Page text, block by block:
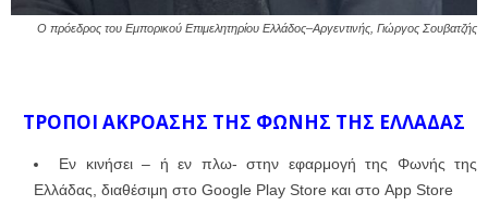
Ο πρόεδρος του Εμπορικού Επιμελητηρίου Ελλάδος–Αργεντινής, Γιώργος Σουβατζής
ΤΡΟΠΟΙ ΑΚΡΟΑΣΗΣ ΤΗΣ ΦΩΝΗΣ ΤΗΣ ΕΛΛΑΔΑΣ
Εν κινήσει – ή εν πλω- στην εφαρμογή της Φωνής της
Ελλάδας, διαθέσιμη στο Google Play Store και στο App Store